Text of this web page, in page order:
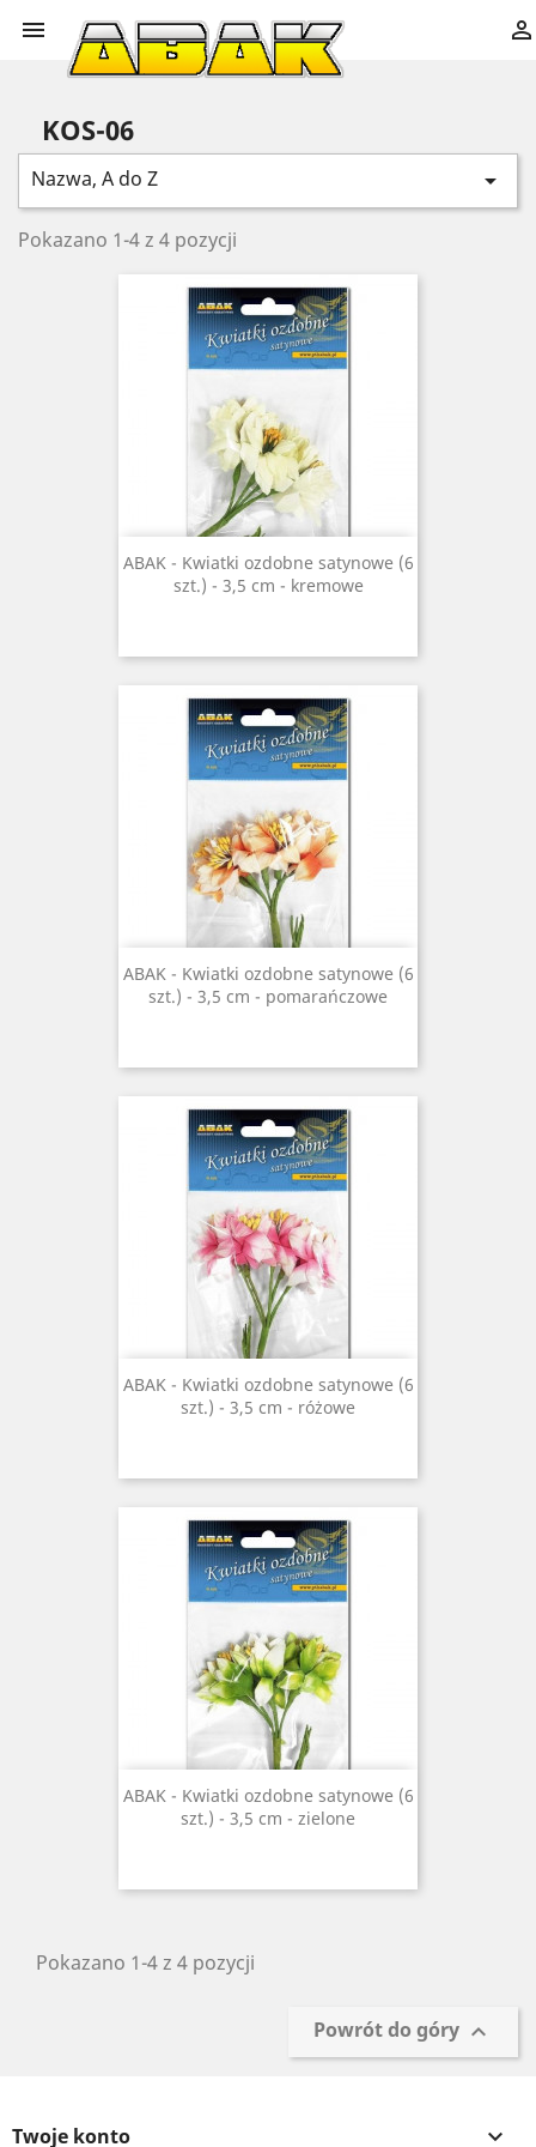
 
KOS-06
Nazwa, A do Z 
Pokazano 1-4 z 4 pozycji
ABAK - Kwiatki ozdobne satynowe (6
szt.) - 3,5 cm - kremowe
ABAK - Kwiatki ozdobne satynowe (6
szt.) - 3,5 cm - pomarańczowe
ABAK - Kwiatki ozdobne satynowe (6
szt.) - 3,5 cm - różowe
ABAK - Kwiatki ozdobne satynowe (6
szt.) - 3,5 cm - zielone
Pokazano 1-4 z 4 pozycji
Powrót do góry 
Twoje konto 